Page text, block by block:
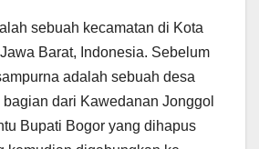
sebuah kecamatan di Kota
Barat, Indonesia. Sebelum
adalah sebuah desa
dari Kawedanan Jonggol
Bupati Bogor yang dihapus